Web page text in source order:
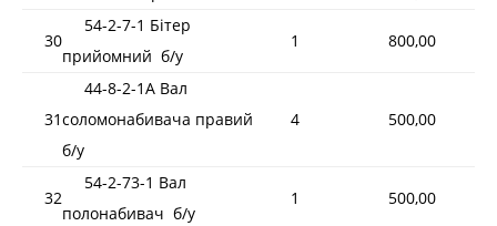
30
54-2-7-1 Бітер
прийомний б/у
1 800,00
31
44-8-2-1А Вал
соломонабивача правий
б/у
4 500,00
32
54-2-73-1 Вал
полонабивач б/у
1 500,00